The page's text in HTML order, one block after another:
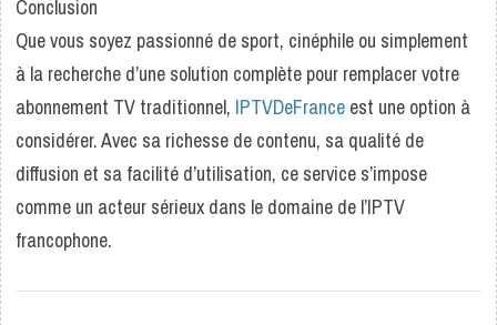
Conclusion
Que vous soyez passionné de sport, cinéphile ou simplement
à la recherche d’une solution complète pour remplacer votre
abonnement TV traditionnel, IPTVDeFrance est une option à
considérer. Avec sa richesse de contenu, sa qualité de
diffusion et sa facilité d’utilisation, ce service s’impose
comme un acteur sérieux dans le domaine de l’IPTV
francophone.